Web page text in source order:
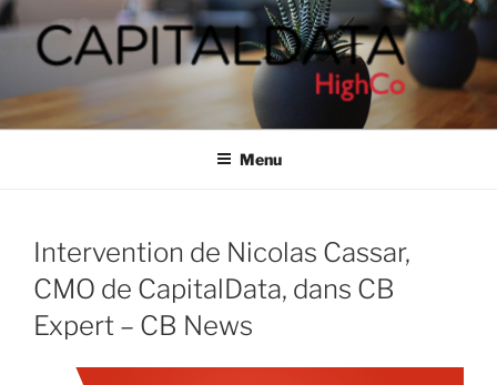
Aller
au
contenu
principal
CAPITALDATA
People-based marketing solutions
Menu
Intervention de Nicolas Cassar,
CMO de CapitalData, dans CB
Expert – CB News